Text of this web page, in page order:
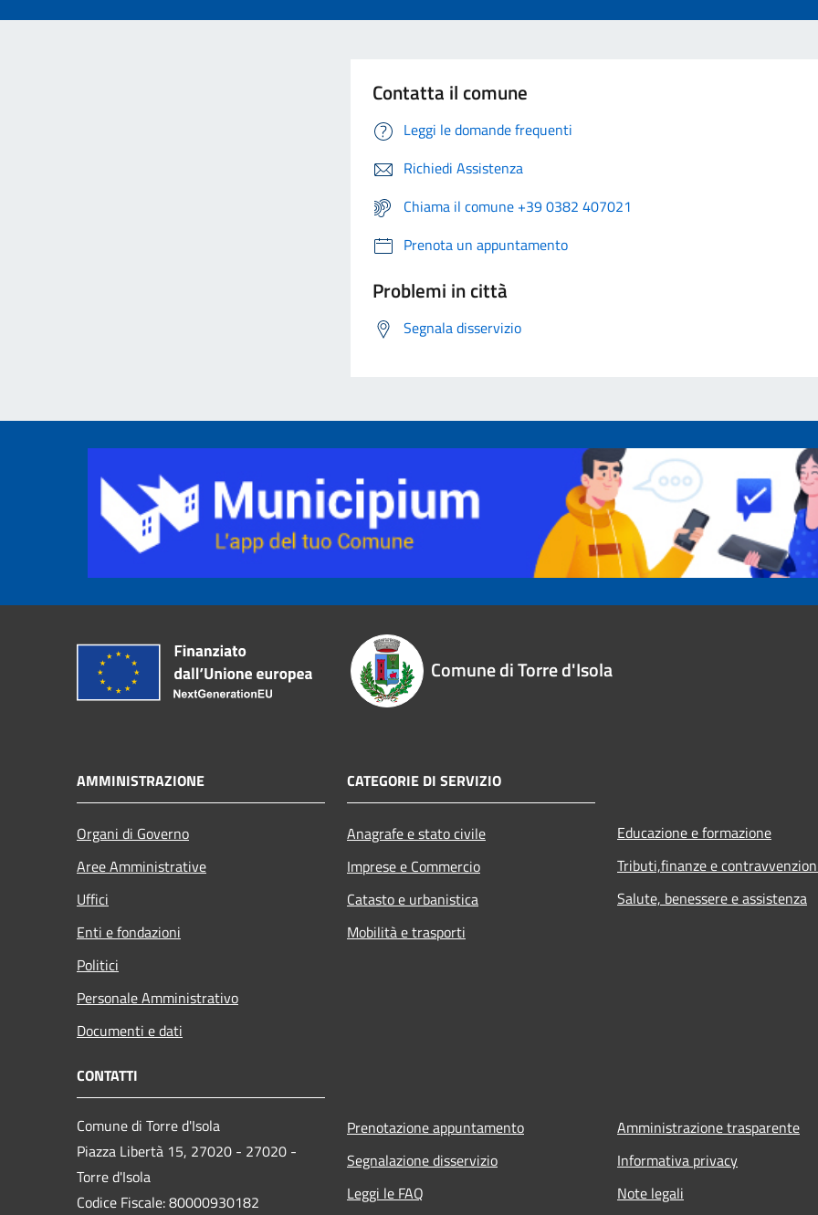
Contatta il comune
Leggi le domande frequenti
Richiedi Assistenza
Chiama il comune +39 0382 407021
Prenota un appuntamento
Problemi in città
Segnala disservizio
Comune di Torre d'Isola
AMMINISTRAZIONE
Organi di Governo
Aree Amministrative
Uffici
Enti e fondazioni
Politici
Personale Amministrativo
Documenti e dati
CATEGORIE DI SERVIZIO
Anagrafe e stato civile
Imprese e Commercio
Catasto e urbanistica
Mobilità e trasporti
Educazione e formazione
Tributi,finanze e
Salute, benessere e assistenza
CONTATTI
Comune di Torre d'Isola
Piazza Libertà 15, 27020 - 27020 -
Torre d'Isola
Codice Fiscale: 80000930182
Prenotazione appuntamento
Segnalazione disservizio
Leggi le FAQ
Amministrazione trasparente
Informativa privacy
Note legali